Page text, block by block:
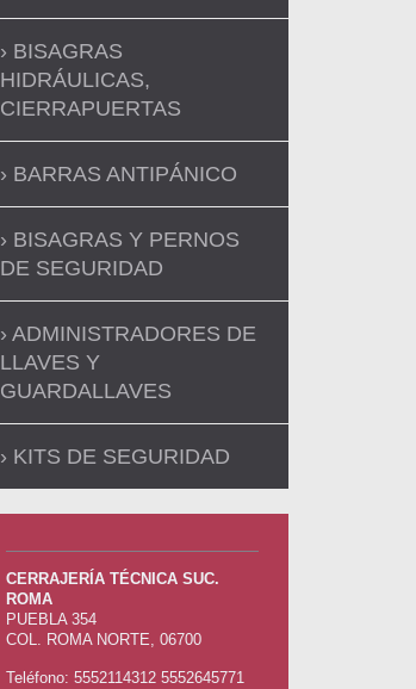
BISAGRAS
HIDRÁULICAS,
CIERRAPUERTAS
BARRAS ANTIPÁNICO
BISAGRAS Y PERNOS
DE SEGURIDAD
ADMINISTRADORES DE
LLAVES Y
GUARDALLAVES
KITS DE SEGURIDAD
CERRAJERÍA TÉCNICA SUC.
ROMA
PUEBLA 354
COL. ROMA NORTE, 06700
Teléfono: 5552114312 5552645771